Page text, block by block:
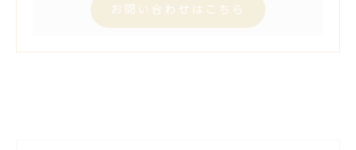
お問い合わせはこちら